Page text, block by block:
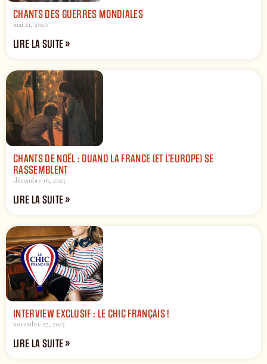
CHANTS DES GUERRES MONDIALES
mai 21, 2026
LIRE LA SUITE »
CHANTS DE NOËL : QUAND LA FRANCE (ET L’EUROPE) SE
RASSEMBLENT
décembre 16, 2025
LIRE LA SUITE »
INTERVIEW EXCLUSIF : LE CHIC FRANÇAIS !
novembre 27, 2025
LIRE LA SUITE »